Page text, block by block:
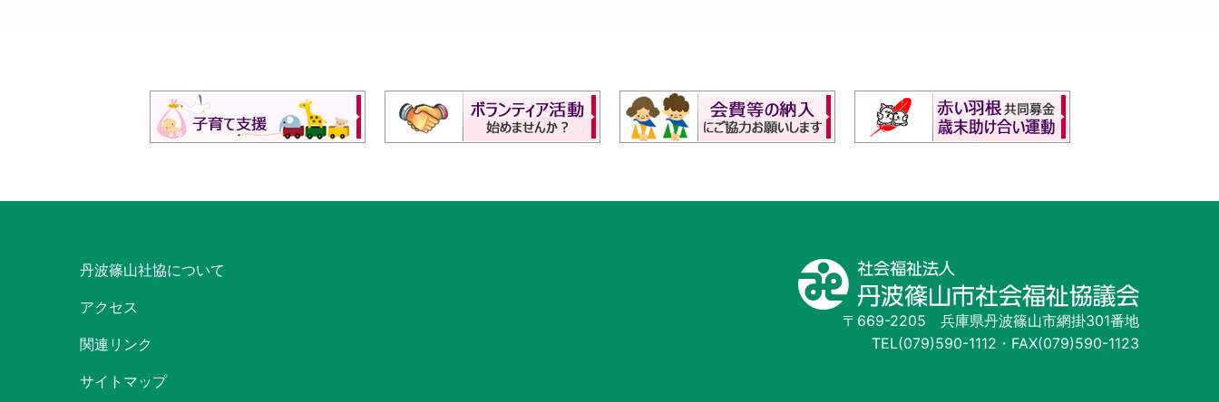
丹波篠山社協について
アクセス
関連リンク
サイトマップ
〒669-2205 兵庫県丹波篠山市網掛301番地
TEL(079)590-1112 ・ FAX(079)590-1123